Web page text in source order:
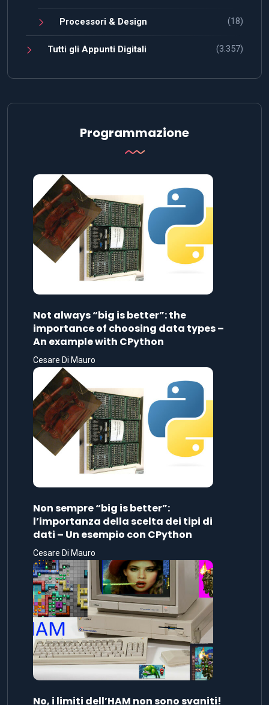
Processori & Design (18)
Tutti gli Appunti Digitali (3.357)
Programmazione
Not always “big is better”: the
importance of choosing data types –
An example with CPython
Cesare Di Mauro
Non sempre “big is better”:
l’importanza della scelta dei tipi di
dati – Un esempio con CPython
Cesare Di Mauro
No, i limiti dell’HAM non sono svaniti!